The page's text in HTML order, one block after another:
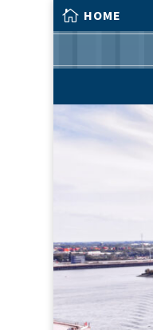
 HOME